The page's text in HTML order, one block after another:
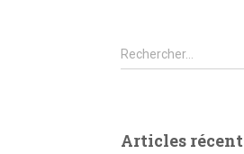
R
e
r
Rechercher…
Articles